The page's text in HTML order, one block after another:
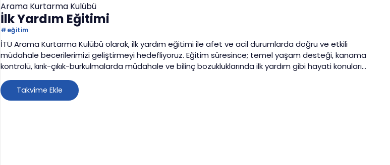
Arama Kurtarma Kulübü
İlk Yardım Eğitimi
#eğitim
İTÜ Arama Kurtarma Kulübü olarak, ilk yardım eğitimi ile afet ve acil durumlarda doğru ve etkili
müdahale becerilerimizi geliştirmeyi hedefliyoruz. Eğitim süresince; temel yaşam desteği, kanama
kontrolü, kırık-çıkık-burkulmalarda müdahale ve bilinç bozukluklarında ilk yardım gibi hayati konuları
uygulamalı olarak ele alacağız.
Takvime Ekle